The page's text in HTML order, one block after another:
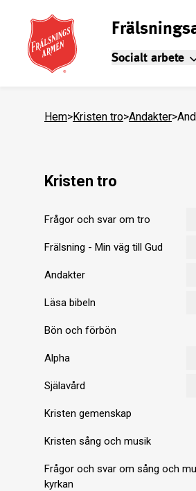
Socialt arbete
Hem>Kristen tro>Andakter>
Kristen tro
Frågor och svar om tro
Frälsning - Min väg till Gud
Andakter
Läsa bibeln
Bön och förbön
Alpha
Själavård
Kristen gemenskap
Kristen sång och musik
Frågor och svar om sång och
kyrkan